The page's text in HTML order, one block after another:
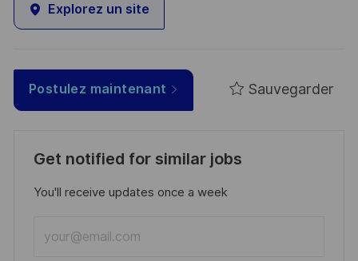
Explorez un site
Postulez maintenant Sauvegarder
Get notified for similar jobs
You'll receive updates once a week
Email